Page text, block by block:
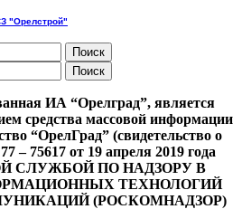
"Орелстрой"
ИА “Орелград”, является
средства массовой информации
“ОрелГрад” (свидетельство о
75617 от 19 апреля 2019 года
СЛУЖБОЙ ПО НАДЗОРУ В
ТЕХНОЛОГИЙ
(РОСКОМНАДЗОР)